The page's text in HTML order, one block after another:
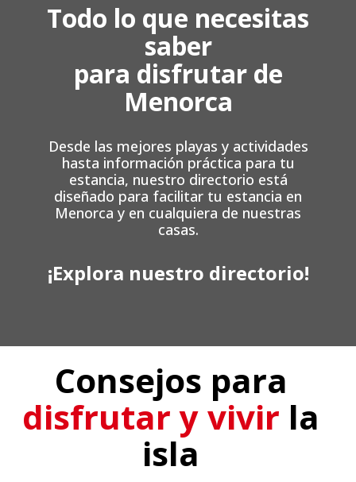
Todo lo que necesitas
saber
para disfrutar de
Menorca
Desde las mejores playas y actividades
hasta información práctica para tu
estancia, nuestro directorio está
diseñado para facilitar tu estancia en
Menorca y en cualquiera de nuestras
casas.
¡Explora nuestro directorio!
Consejos para
disfrutar y vivir la
isla